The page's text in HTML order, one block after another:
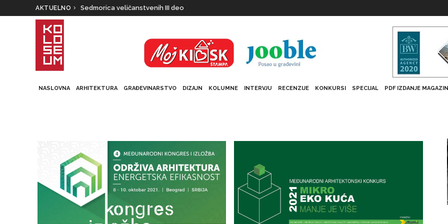
AKTUELNO Sedmorica veličanstvenih III deo
NASLOVNA ARHITEKTURA GRAĐEVINARSTVO DIZAJN KOLUMNE INTERVJU RECENZIJE KONKURSI SPECIJAL PDF IZDANJE